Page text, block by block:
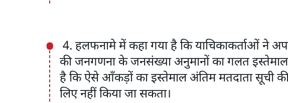
4. हलफनामे में कहा गया है कि याचिकाकर्ताओं ने
की जनगणना के जनसंख्या अनुमानों का गलत इस्तेमाल
है कि ऐसे आँकड़ों का इस्तेमाल अंतिम मतदाता सूची
लिए नहीं किया जा सकता।